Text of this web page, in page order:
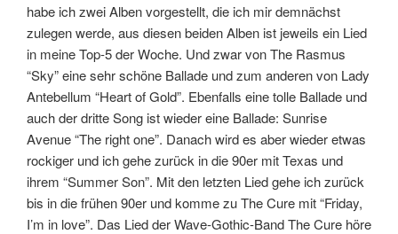
habe ich zwei Alben vorgestellt, die ich mir demnächst
zulegen werde, aus diesen beiden Alben ist jeweils ein Lied
in meine Top-5 der Woche. Und zwar von The Rasmus
“Sky” eine sehr schöne Ballade und zum anderen von Lady
Antebellum “Heart of Gold”. Ebenfalls eine tolle Ballade und
auch der dritte Song ist wieder eine Ballade: Sunrise
Avenue “The right one”. Danach wird es aber wieder etwas
rockiger und ich gehe zurück in die 90er mit Texas und
ihrem “Summer Son”. Mit den letzten Lied gehe ich zurück
bis in die frühen 90er und komme zu The Cure mit “Friday,
I’m in love”. Das Lied der Wave-Gothic-Band The Cure höre